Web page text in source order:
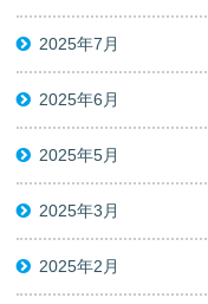
2025年7月
2025年6月
2025年5月
2025年3月
2025年2月